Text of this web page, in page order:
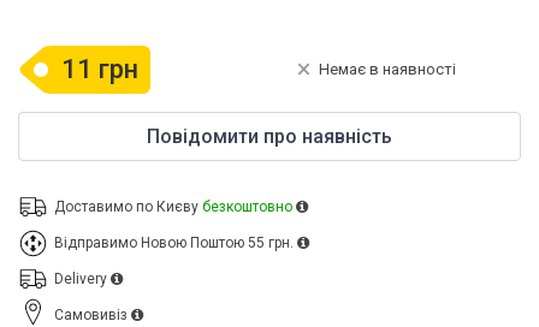
11 грн Немає в наявності
Повідомити про наявність
Доставимо по Києву безкоштовно
Відправимо Новою Поштою 55 грн.
Delivery
Cамовивіз